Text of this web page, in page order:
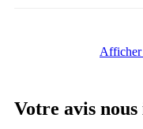
Afficher
Votre avis nous